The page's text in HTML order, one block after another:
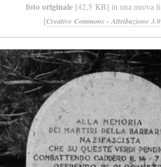
foto originale [42,5 KB] in una nuova
[Creative Commons - Attribuzione 3.0